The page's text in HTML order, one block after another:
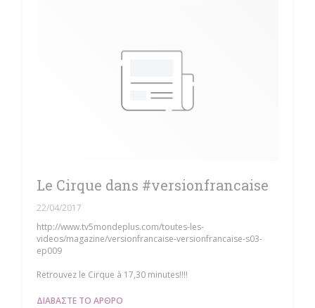
Le Cirque dans #versionfrancaise
22/04/2017
http://www.tv5mondeplus.com/toutes-les-
videos/magazine/versionfrancaise-versionfrancaise-s03-
ep009
Retrouvez le Cirque à 17,30 minutes!!!!
ΔΙΑΒΆΣΤΕ ΤΟ ΆΡΘΡΟ